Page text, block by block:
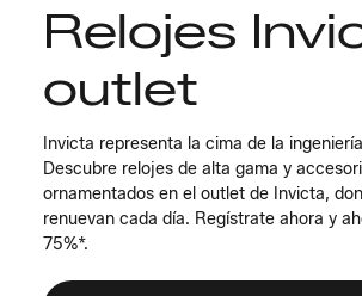
Relojes
outlet
Invicta representa la cima de la
Descubre relojes de alta gama y
ornamentados en el outlet de Invicta,
renuevan cada día. Regístrate ahora y
75%*.